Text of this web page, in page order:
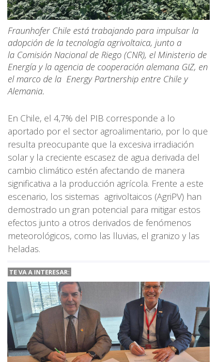
Fraunhofer Chile está trabajando para impulsar la
adopción de la tecnología agrivoltaica, junto a
la Comisión Nacional de Riego (CNR), el Ministerio de
Energía y la agencia de cooperación alemana GIZ, en
el marco de la Energy Partnership entre Chile y
Alemania.
En Chile, el 4,7% del PIB corresponde a lo
aportado por el sector agroalimentario, por lo que
resulta preocupante que la excesiva irradiación
solar y la creciente escasez de agua derivada del
cambio climático estén afectando de manera
significativa a la producción agrícola. Frente a este
escenario, los sistemas agrivoltaicos (AgriPV) han
demostrado un gran potencial para mitigar estos
efectos junto a otros derivados de fenómenos
meteorológicos, como las lluvias, el granizo y las
heladas.
TE VA A INTERESAR: